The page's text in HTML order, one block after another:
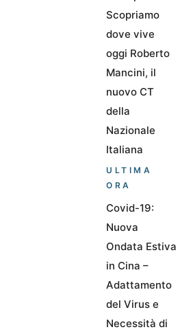
Scopriamo
dove vive
oggi Roberto
Mancini, il
nuovo CT
della
Nazionale
Italiana
ULTIMA
ORA
Covid-19:
Nuova
Ondata Estiva
in Cina –
Adattamento
del Virus e
Necessità di